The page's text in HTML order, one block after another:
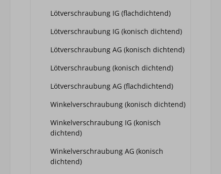
Lötverschraubung IG (flachdichtend)
Lötverschraubung IG (konisch dichtend)
Lötverschraubung AG (konisch dichtend)
Lötverschraubung (konisch dichtend)
Lötverschraubung AG (flachdichtend)
Winkelverschraubung (konisch dichtend)
Winkelverschraubung IG (konisch
dichtend)
Winkelverschraubung AG (konisch
dichtend)